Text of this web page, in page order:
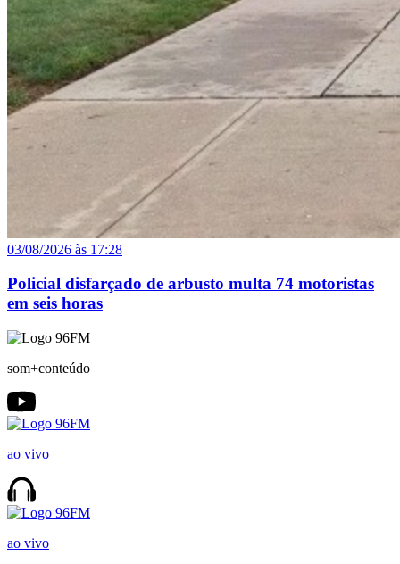
03/08/2026 às 17:28
Policial disfarçado de arbusto multa 74 motoristas
em seis horas
som+conteúdo
ao vivo
ao vivo